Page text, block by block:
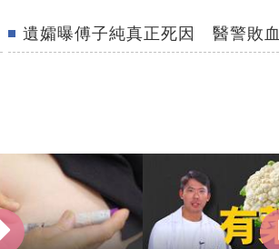
遺孀曝傅子純真正死因 醫警敗